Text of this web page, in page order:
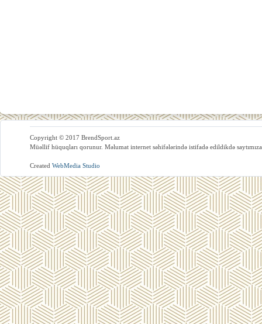
Copyright © 2017 BrendSport.az
Müəllif hüquqları qorunur. Məlumat internet səhifələrində istifadə edildikdə
Created WebMedia Studio